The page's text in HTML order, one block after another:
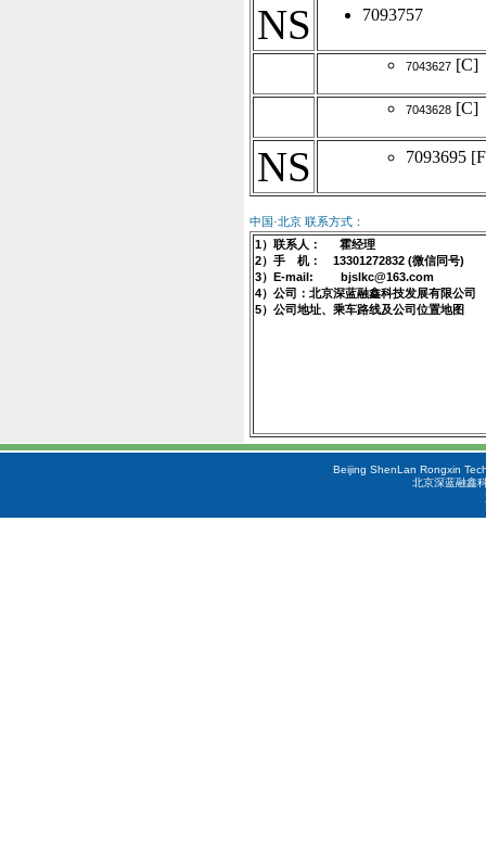
NS 7093757
7043627 [C]
7043628 [C]
NS 7093695
中国·北京 联系方式：
1）联系人： 霍经理
2）手 机： 13301272832 (微信同号)
3）E-mail: bjslkc@163.com
4）公司：北京深蓝融鑫科技发展有限公司
5）公司地址、乘车路线及公司位置地图
Beijing ShenLan Rongxin
北京深蓝融鑫